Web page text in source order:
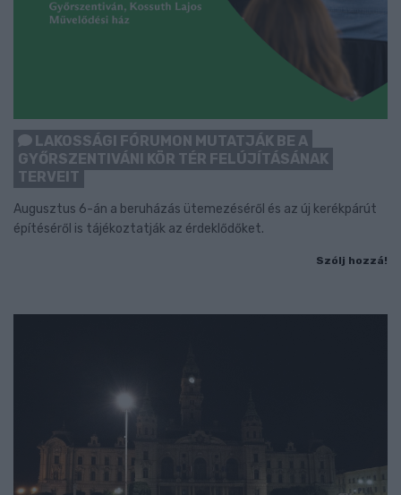
LAKOSSÁGI FÓRUMON MUTATJÁK BE A
GYŐRSZENTIVÁNI KÖR TÉR FELÚJÍTÁSÁNAK
TERVEIT
Augusztus 6-án a beruházás ütemezéséről és az új kerékpárút
építéséről is tájékoztatják az érdeklődőket.
Szólj hozzá!